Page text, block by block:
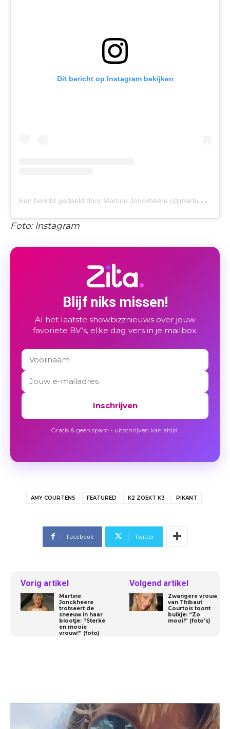
Dit bericht op Instagram bekijken
E
en bericht gedeeld door Martine Jonckheere (@martinejonckheere5)
Foto: Instagram
Blijf niks missen!
Al het laatste showbizznieuws over jouw
favoriete BV’s, elke dag vers in je mailbox.
Inschrijven
Gratis & geen spam - uitschrijven kan altijd.
AMY COURTENS FEATURED K2 ZOEKT K3 PIKANT
Facebook Twitter
Vorig artikel
Martine
Jonckheere
trotseert de
sneeuw in haar
blootje: “Sterke
en mooie
vrouw!” (foto)
Volgend artikel
Zwangere vrouw
van Thibaut
Courtois toont
buikje: “Zo
mooi!” (foto’s)